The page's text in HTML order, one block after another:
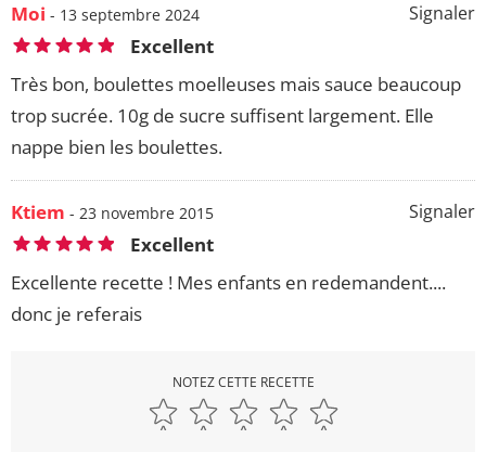
Signaler
Moi - 13 septembre 2024
Excellent
Très bon, boulettes moelleuses mais sauce beaucoup
trop sucrée. 10g de sucre suffisent largement. Elle
nappe bien les boulettes.
Signaler
Ktiem - 23 novembre 2015
Excellent
Excellente recette ! Mes enfants en redemandent....
donc je referais
NOTEZ CETTE RECETTE